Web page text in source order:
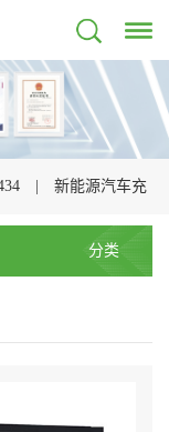
| 新能源汽车充
一
分类